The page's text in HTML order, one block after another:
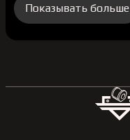
Показывать больше